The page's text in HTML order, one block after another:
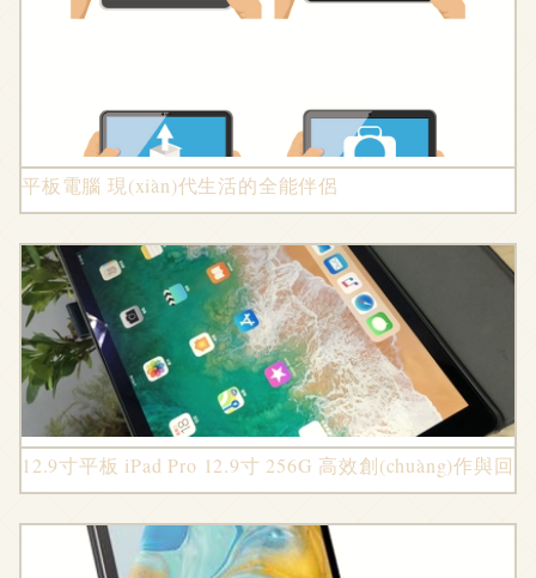
平板電腦 現(xiàn)代生活的全能伴侶
12.9寸平板 iPad Pro 12.9寸 256G 高效創(chuàng)作與回